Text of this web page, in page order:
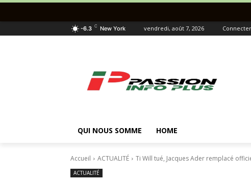
-6.3 C New York vendredi, août 7, 2026
QUI NOUS SOMME HOME
Accueil ACTUALITÉ Ti Will tué, Jacques Ader remplacé
ACTUALITÉ